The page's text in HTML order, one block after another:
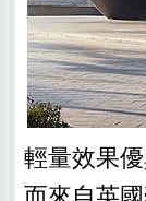
輕量效果